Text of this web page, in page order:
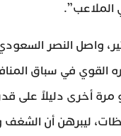
واصل النصر
القوي في سباق
أخرى دليلاً على
ليبرهن أن الشغف